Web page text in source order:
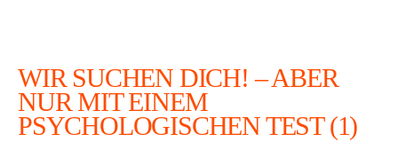
WIR SUCHEN DICH! – ABER
NUR MIT EINEM
PSYCHOLOGISCHEN TEST (1)